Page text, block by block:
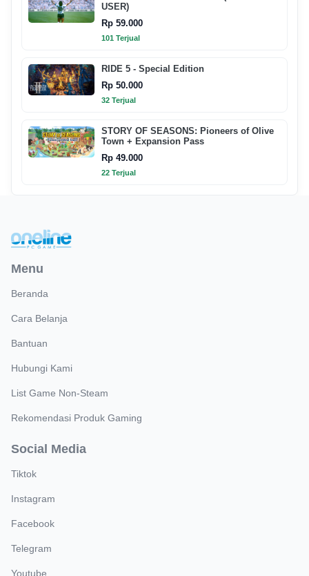
USER)
Rp 59.000
101 Terjual
RIDE 5 - Special Edition
Rp 50.000
32 Terjual
STORY OF SEASONS: Pioneers of Olive
Town + Expansion Pass
Rp 49.000
22 Terjual
Menu
Beranda
Cara Belanja
Bantuan
Hubungi Kami
List Game Non-Steam
Rekomendasi Produk Gaming
Social Media
Tiktok
Instagram
Facebook
Telegram
Youtube